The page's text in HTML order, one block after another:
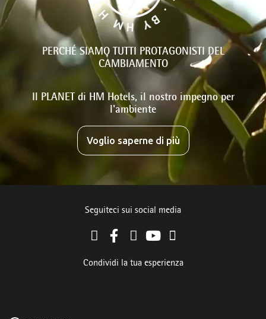
PERCHÉ SIAMO TUTTI PROTAGONISTI DEL
CAMBIAMENTO
Il PLANET di HM Hotels, il nostro impegno per
l'ambiente
Voglio saperne di più
Seguiteci sui social media
Condividi la tua esperienza